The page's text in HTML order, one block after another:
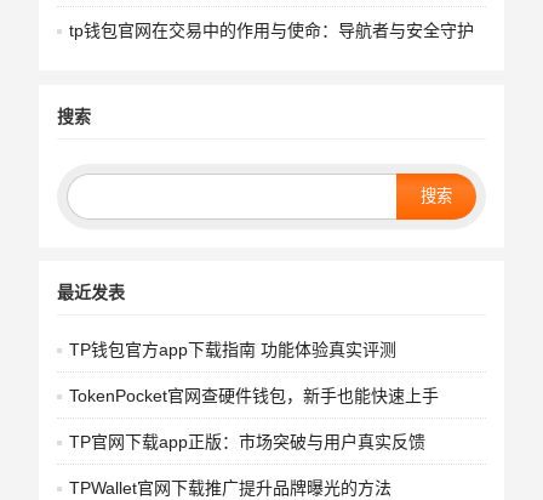
tp钱包官网在交易中的作用与使命：导航者与安全守护
搜索
最近发表
TP钱包官方app下载指南 功能体验真实评测
TokenPocket官网查硬件钱包，新手也能快速上手
TP官网下载app正版：市场突破与用户真实反馈
TPWallet官网下载推广提升品牌曝光的方法